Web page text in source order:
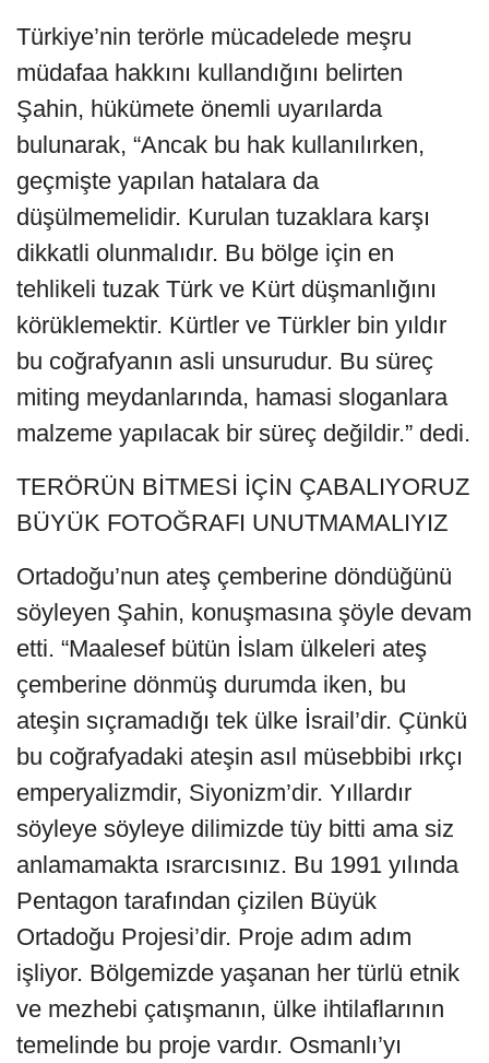
Türkiye’nin terörle mücadelede meşru
müdafaa hakkını kullandığını belirten
Şahin, hükümete önemli uyarılarda
bulunarak, “Ancak bu hak kullanılırken,
geçmişte yapılan hatalara da
düşülmemelidir. Kurulan tuzaklara karşı
dikkatli olunmalıdır. Bu bölge için en
tehlikeli tuzak Türk ve Kürt düşmanlığını
körüklemektir. Kürtler ve Türkler bin yıldır
bu coğrafyanın asli unsurudur. Bu süreç
miting meydanlarında, hamasi sloganlara
malzeme yapılacak bir süreç değildir.” dedi.
TERÖRÜN BİTMESİ İÇİN ÇABALIYORUZ
BÜYÜK FOTOĞRAFI UNUTMAMALIYIZ
Ortadoğu’nun ateş çemberine döndüğünü
söyleyen Şahin, konuşmasına şöyle devam
etti. “Maalesef bütün İslam ülkeleri ateş
çemberine dönmüş durumda iken, bu
ateşin sıçramadığı tek ülke İsrail’dir. Çünkü
bu coğrafyadaki ateşin asıl müsebbibi ırkçı
emperyalizmdir, Siyonizm’dir. Yıllardır
söyleye söyleye dilimizde tüy bitti ama siz
anlamamakta ısrarcısınız. Bu 1991 yılında
Pentagon tarafından çizilen Büyük
Ortadoğu Projesi’dir. Proje adım adım
işliyor. Bölgemizde yaşanan her türlü etnik
ve mezhebi çatışmanın, ülke ihtilaflarının
temelinde bu proje vardır. Osmanlı’yı